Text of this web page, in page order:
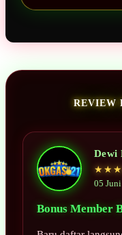
REVIEW
Dewi
05
Bonus Member